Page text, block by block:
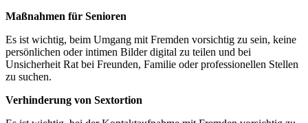
Maßnahmen für Senioren
Es ist wichtig, beim Umgang mit Fremden vorsichtig zu sein, keine
persönlichen oder intimen Bilder digital zu teilen und bei
Unsicherheit Rat bei Freunden, Familie oder professionellen Stellen
zu suchen.
Verhinderung von Sextortion